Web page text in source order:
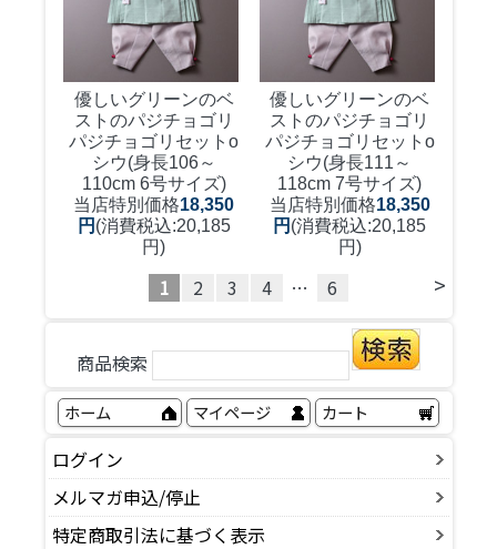
優しいグリーンのベ
ストのパジチョゴリ
パジチョゴリセットo
シウ(身長106～
110cm 6号サイズ)
当店特別価格18,350
円 (消費税込:20,185
円)
優しいグリーンのベ
ストのパジチョゴリ
パジチョゴリセットo
シウ(身長111～
118cm 7号サイズ)
当店特別価格18,350
円 (消費税込:20,185
円)
>
1 2 3 4 … 6
商品検索
ホーム マイページ カート
ログイン
メルマガ申込/停止
特定商取引法に基づく表示